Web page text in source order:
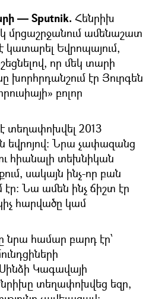
— Sputnik. Հենրիխ
մրցաշրջանում ամենաշատ
կատարել Եվրոպայում,
որ մեկ տարի
էր Յուրգեն
բոլոր
տեղափոխվել 2013
եվրոյով: Նրա չափազանց
հիանալի տեխնիկան
սակայն ինչ-որ բան
Նա ամեն ինչ ճիշտ էր
հարվածը կամ
նրա համար բարդ էր՝
Սինձի Կագավայի
տեղափոխվեց եզր,